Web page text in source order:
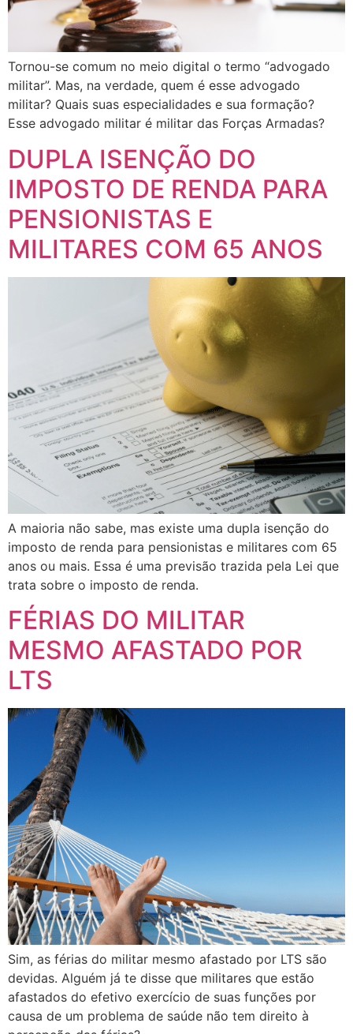
Tornou-se comum no meio digital o termo “advogado
militar”. Mas, na verdade, quem é esse advogado
militar? Quais suas especialidades e sua formação?
Esse advogado militar é militar das Forças Armadas?
DUPLA ISENÇÃO DO
IMPOSTO DE RENDA PARA
PENSIONISTAS E
MILITARES COM 65 ANOS
A maioria não sabe, mas existe uma dupla isenção do
imposto de renda para pensionistas e militares com 65
anos ou mais. Essa é uma previsão trazida pela Lei que
trata sobre o imposto de renda.
FÉRIAS DO MILITAR
MESMO AFASTADO POR
LTS
Sim, as férias do militar mesmo afastado por LTS são
devidas. Alguém já te disse que militares que estão
afastados do efetivo exercício de suas funções por
causa de um problema de saúde não tem direito à